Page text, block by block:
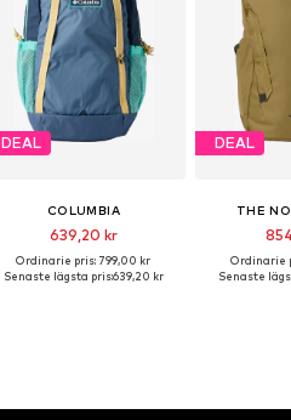
DEAL
COLUMBIA
639,20 kr
Ordinarie pris: 799,00 kr
Senaste lägsta pris:639,20 kr
DEAL
THE
Ordinarie
Senaste